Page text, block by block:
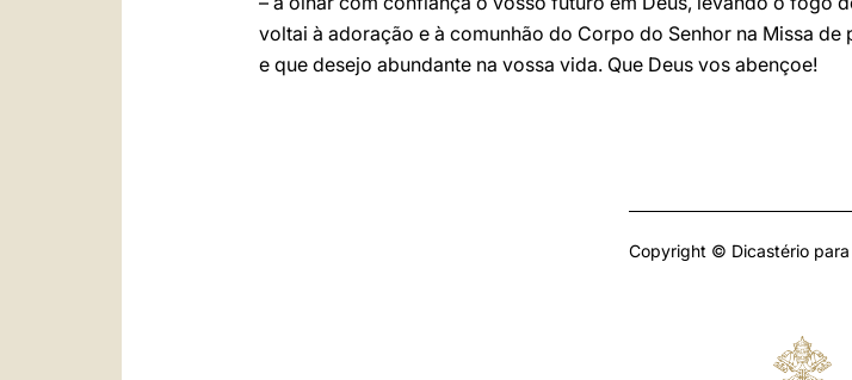
voltai à adoração e à comunhão do Corpo do Senhor na Missa
e que desejo abundante na vossa vida. Que Deus vos abençoe!
Copyright © Dicastério para